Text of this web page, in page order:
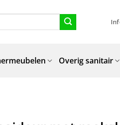
Overig sanitair